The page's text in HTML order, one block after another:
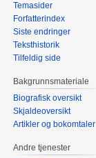
Temasider
Forfatterindex
Siste endringer
Teksthistorik
Tilfeldig side
Bakgrunnsmateriale
Biografisk oversikt
Skjaldeoversikt
Artikler og bokomtaler
Andre tjenester